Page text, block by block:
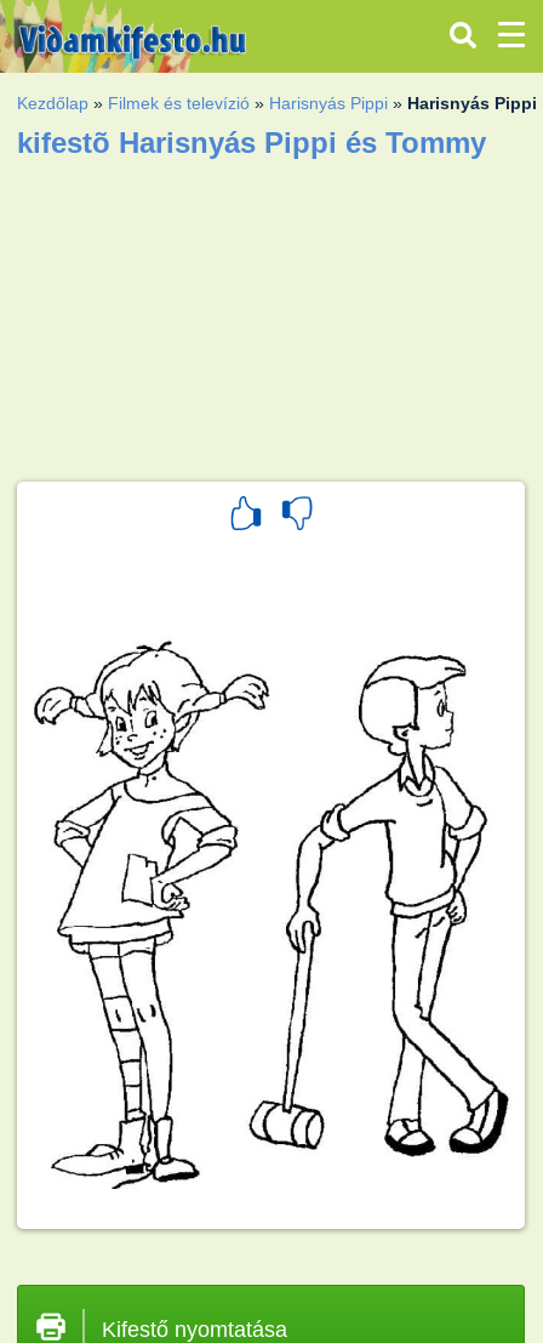
Kezdőlap » Filmek és televízió » Harisnyás Pippi » Harisnyás Pippi
kifestõ Harisnyás Pippi és Tommy
Kifestő nyomtatása